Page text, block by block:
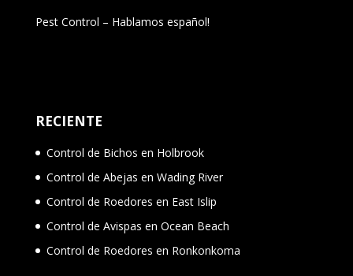
Pest Control – Hablamos español!
RECIENTE
Control de Bichos en Holbrook
Control de Abejas en Wading River
Control de Roedores en East Islip
Control de Avispas en Ocean Beach
Control de Roedores en Ronkonkoma